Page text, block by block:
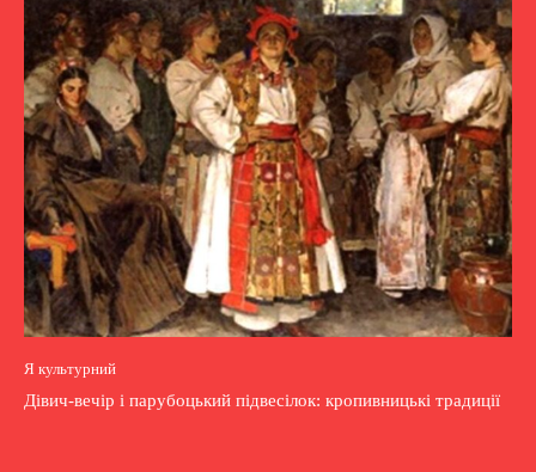
Я культурний
Дівич-вечір і парубоцький підвесілок: кропивницькі традиції